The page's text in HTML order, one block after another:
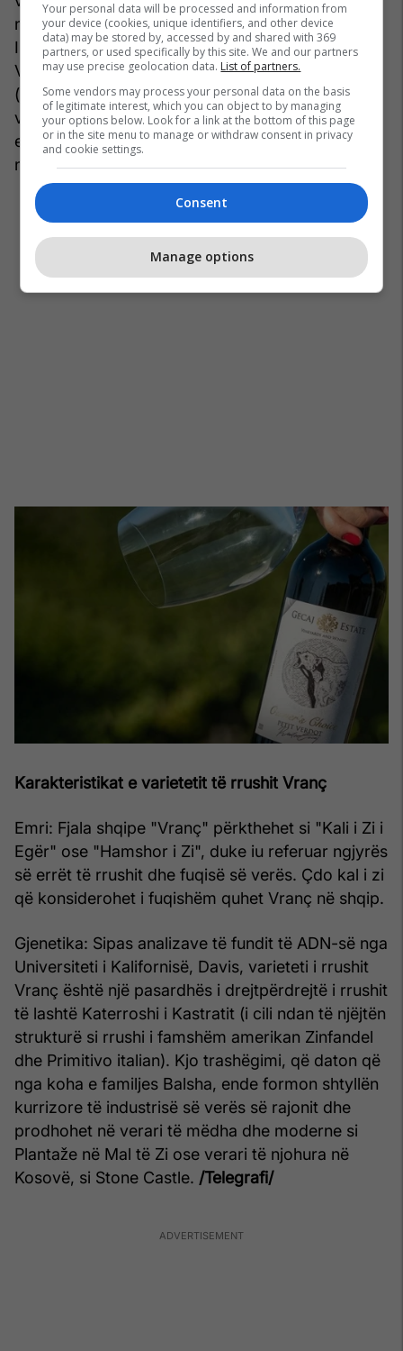
në oborret e fisnikërisë mesjetare të Gadishullit
Ilirik, përfshirë familjen Balshaj, dhe njihej si vera
Vranç. Dokumentet tregtare të asaj periudhe
(sidomos ato me Republikën e Venedikut)
vërtetojnë se territoret nën sundimin e Balshajve
eksportonin verë Vranç të cilësisë së lartë
nëpërmjet porteve të Ulqinit dhe Tivatit.
Karakteristikat e varietetit të rrushit Vranç
Emri: Fjala shqipe "Vranç" përkthehet si "Kali i Zi i
Egër" ose "Hamshor i Zi", duke iu referuar ngjyrës
së errët të rrushit dhe fuqisë së verës. Çdo kal i zi
që konsiderohet i fuqishëm quhet Vranç në shqip.
Gjenetika: Sipas analizave të fundit të ADN-së nga
Universiteti i Kalifornisë, Davis, varieteti i rrushit
Vranç është një pasardhës i drejtpërdrejtë i rrushit
të lashtë Katerroshi i Kastratit (i cili ndan të njëjtën
strukturë si rrushi i famshëm amerikan Zinfandel
dhe Primitivo italian). Kjo trashëgimi, që daton që
nga koha e familjes Balsha, ende formon shtyllën
kurrizore të industrisë së verës së rajonit dhe
prodhohet në verari të mëdha dhe moderne si
Plantaže në Mal të Zi ose verari të njohura në
Kosovë, si Stone Castle. /Telegrafi/
Your personal data will be processed and information from
your device (cookies, unique identifiers, and other device
data) may be stored by, accessed by and shared with 369
partners, or used specifically by this site. We and our partners
may use precise geolocation data. List of partners.
Some vendors may process your personal data on the basis
of legitimate interest, which you can object to by managing
your options below. Look for a link at the bottom of this page
or in the site menu to manage or withdraw consent in privacy
and cookie settings.
Consent
Manage options